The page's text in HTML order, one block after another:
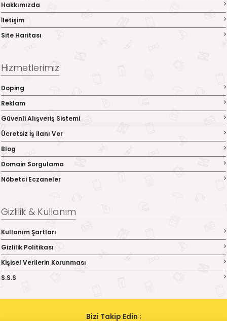
Hakkımızda
İletişim
Site Haritası
Hizmetlerimiz
Doping
Reklam
Güvenli Alışveriş Sistemi
Ücretsiz İş ilanı Ver
Blog
Domain Sorgulama
Nöbetci Eczaneler
Gizlilik & Kullanım
Kullanım Şartları
Gizlilik Politikası
Kişisel Verilerin Korunması
S.S.S
Bizi Takip Edin ;